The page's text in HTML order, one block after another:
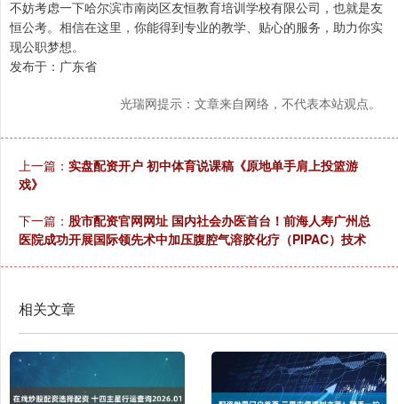
不妨考虑一下哈尔滨市南岗区友恒教育培训学校有限公司，也就是友
恒公考。相信在这里，你能得到专业的教学、贴心的服务，助力你实
现公职梦想。
发布于：广东省
光瑞网提示：文章来自网络，不代表本站观点。
上一篇： 实盘配资开户 初中体育说课稿《原地单手肩上投篮游
戏》
下一篇： 股市配资官网网址 国内社会办医首台！前海人寿广州总
医院成功开展国际领先术中加压腹腔气溶胶化疗（PIPAC）技术
相关文章